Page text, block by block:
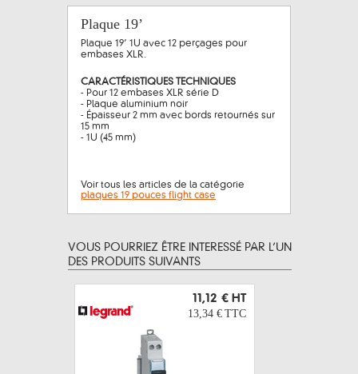
Plaque 19’
Plaque 19’ 1U avec 12 perçages pour
embases XLR.
CARACTÉRISTIQUES TECHNIQUES
- Pour 12 embases XLR série D
- Plaque aluminium noir
- Épaisseur 2 mm avec bords retournés sur
15 mm
- 1U (45 mm)
Voir tous les articles de la catégorie
plaques 19 pouces flight case
VOUS POURRIEZ ÊTRE INTERESSÉ PAR L’UN
DES PRODUITS SUIVANTS
11,12 € HT
13,34 € TTC